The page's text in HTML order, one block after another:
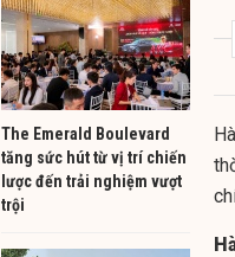
The Emerald Boulevard
tăng sức hút từ vị trí chiến
lược đến trải nghiệm vượt
trội